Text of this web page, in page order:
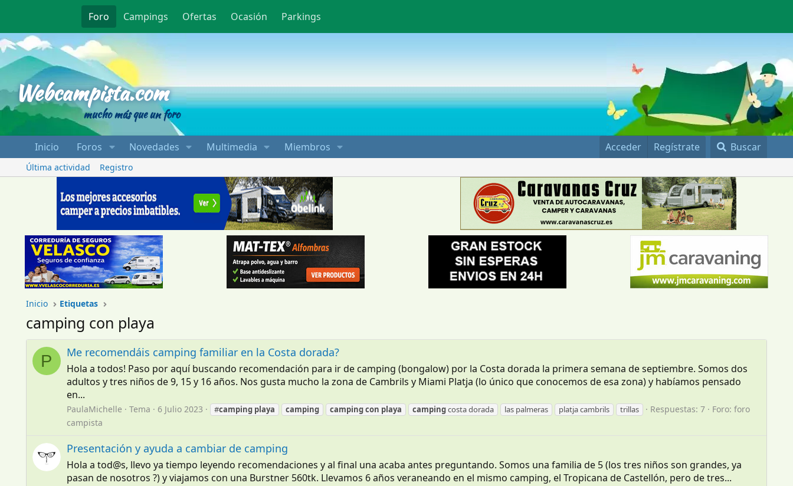
Foro Campings Ofertas Ocasión Parkings
Webcampista.com
mucho más que un foro
Inicio Foros Novedades Multimedia Miembros Acceder Regístrate Buscar
Última actividad Registro
Inicio Etiquetas
camping con playa
P Me recomendáis camping familiar en la Costa dorada?
Hola a todos! Paso por aquí buscando recomendación para ir de camping (bongalow) por la Costa dorada la primera semana de septiembre. Somos dos
adultos y tres niños de 9, 15 y 16 años. Nos gusta mucho la zona de Cambrils y Miami Platja (lo único que conocemos de esa zona) y habíamos pensado
en...
PaulaMichelle Tema 6 Julio 2023 #camping playa camping campingcon playa campingcosta dorada las palmeras platja cambrils trillas Respuestas: 7 Foro: foro
campista
Presentación y ayuda a cambiar de camping
Hola a tod@s, llevo ya tiempo leyendo recomendaciones y al final una acaba antes preguntando. Somos una familia de 5 (los tres niños son grandes, ya
pasan de nosotros ?) y viajamos con una Burstner 560tk. Llevamos 6 años veraneando en el mismo camping, el Tropicana de Castellón, pero de tres...